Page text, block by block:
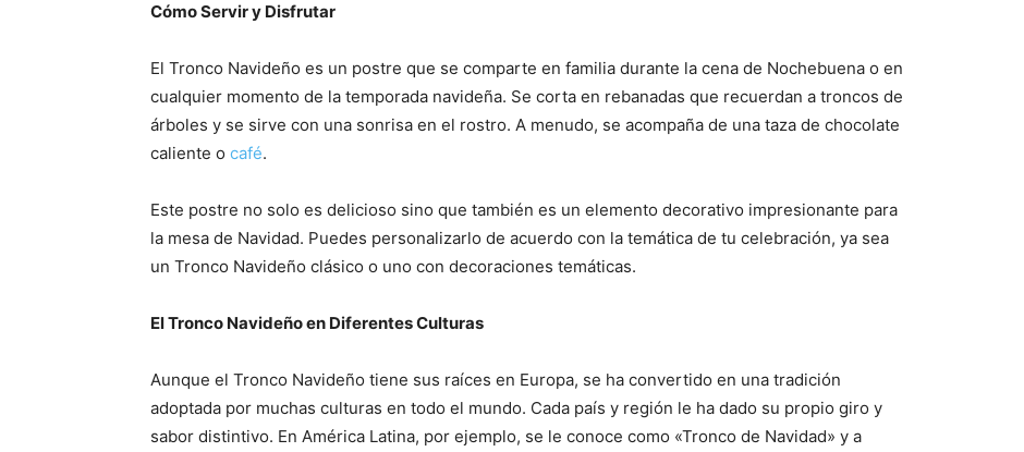
Cómo Servir y Disfrutar
El Tronco Navideño es un postre que se comparte en familia durante la cena de Nochebuena o en
cualquier momento de la temporada navideña. Se corta en rebanadas que recuerdan a troncos de
árboles y se sirve con una sonrisa en el rostro. A menudo, se acompaña de una taza de chocolate
caliente o café.
Este postre no solo es delicioso sino que también es un elemento decorativo impresionante para
la mesa de Navidad. Puedes personalizarlo de acuerdo con la temática de tu celebración, ya sea
un Tronco Navideño clásico o uno con decoraciones temáticas.
El Tronco Navideño en Diferentes Culturas
Aunque el Tronco Navideño tiene sus raíces en Europa, se ha convertido en una tradición
adoptada por muchas culturas en todo el mundo. Cada país y región le ha dado su propio giro y
sabor distintivo. En América Latina, por ejemplo, se le conoce como «Tronco de Navidad» y a